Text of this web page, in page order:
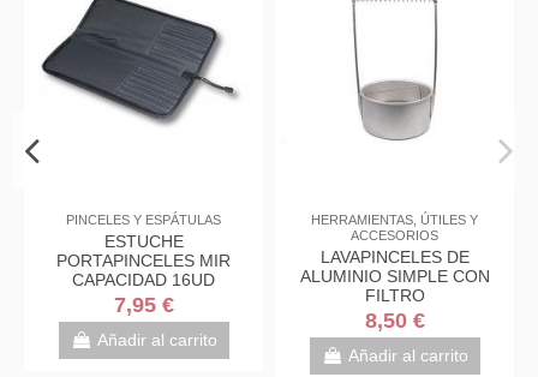
PINCELES Y ESPÁTULAS
ESTUCHE
PORTAPINCELES MIR
CAPACIDAD 16UD
7,95 €
Añadir al carrito
HERRAMIENTAS, ÚTILES Y
ACCESORIOS
LAVAPINCELES DE
ALUMINIO SIMPLE CON
FILTRO
8,50 €
Añadir al carrito